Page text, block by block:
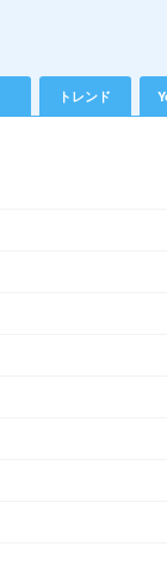
トレンド